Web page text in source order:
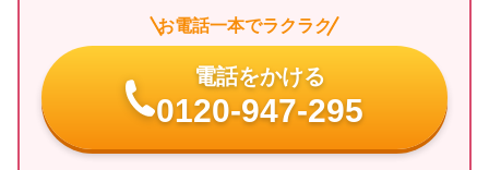
お電話一本でラクラク
電話をかける
0120-947-295